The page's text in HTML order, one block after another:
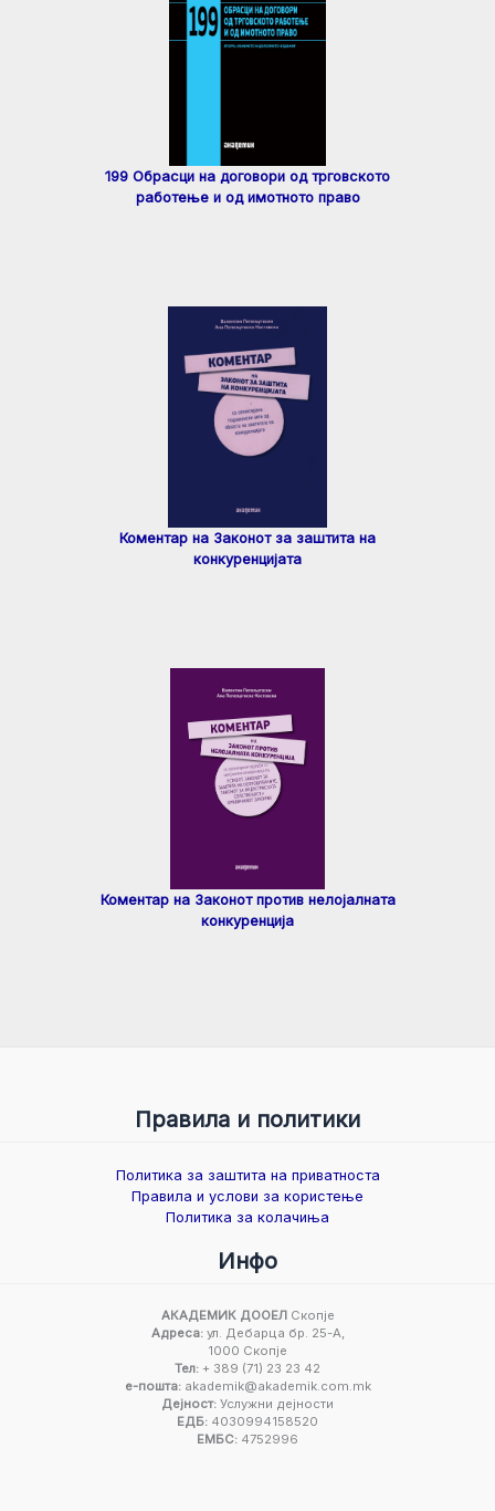
199 Обрасци на договори од трговското
работење и од имотното право
Коментар на Законот за заштита на
конкуренцијата
Коментар на Законот против нелојалната
конкуренција
Правила и политики
Политика за заштита на приватноста
Правила и услови за користење
Политика за колачиња
Инфо
АКАДЕМИК ДООЕЛСкопје
Адреса:ул. Дебарца бр. 25-А,
1000 Скопје
Тел: + 389 (71) 23 23 42
е-пошта:akademik@akademik.com.mk
Дејност: Услужни дејности
ЕДБ: 4030994158520
ЕМБС: 4752996